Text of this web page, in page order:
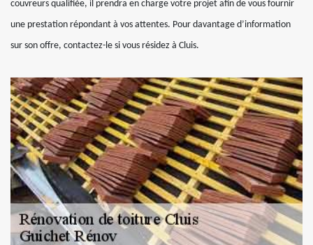
couvreurs qualifiée, il prendra en charge votre projet afin de vous fournir
une prestation répondant à vos attentes. Pour davantage d’information
sur son offre, contactez-le si vous résidez à Cluis.